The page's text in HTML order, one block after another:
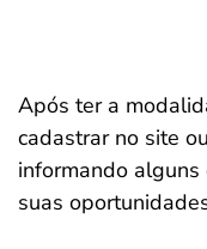
Após ter a
cadastrar no site ou
informando
suas